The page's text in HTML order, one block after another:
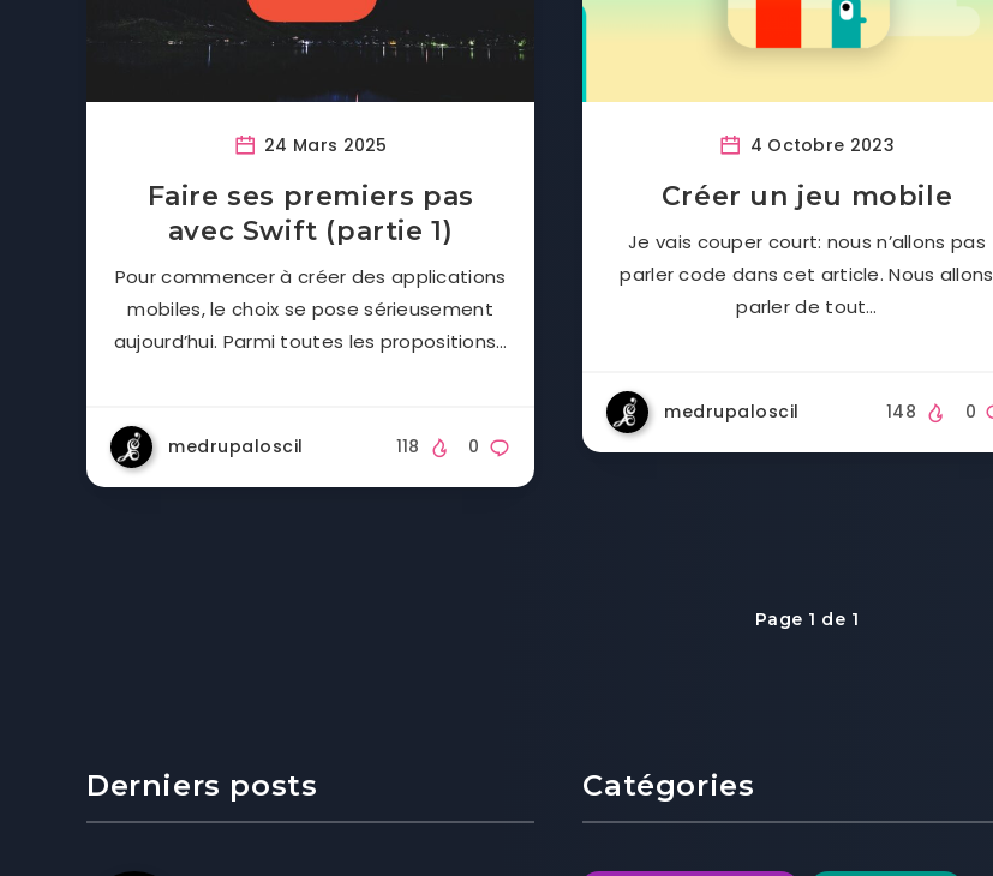
24 Mars 2025
Faire ses premiers pas
avec Swift (partie 1)
Pour commencer à créer des applications
mobiles, le choix se pose sérieusement
aujourd’hui. Parmi toutes les propositions…
medrupaloscil 0
118
4 Octobre 2023
Créer un jeu mobile
Je vais couper court: nous n’allons pas
parler code dans cet article. Nous allons
parler de tout…
medrupaloscil 0
148
Page 1 de 1
Derniers posts Catégories